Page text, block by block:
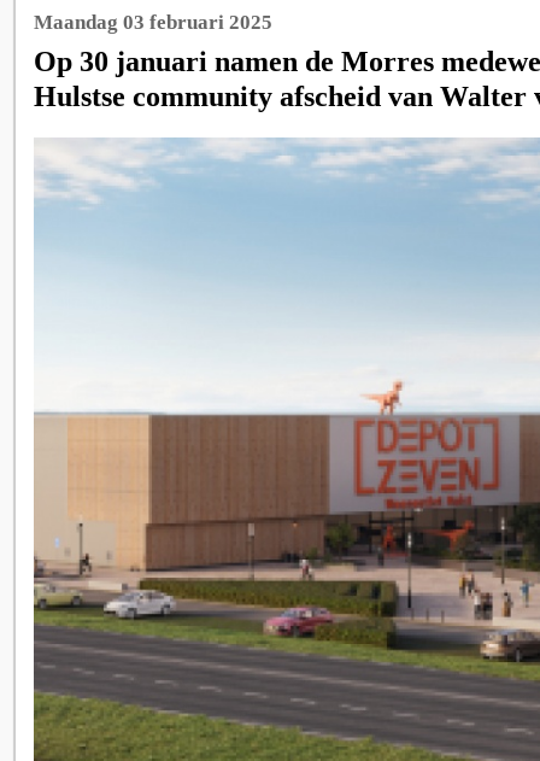
Maandag 03 februari 2025
Op 30 januari namen de Morres
Hulstse community afscheid van Walter